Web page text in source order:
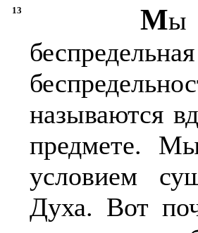
13 Мы
называются
предмете.
условием
Духа. Вот